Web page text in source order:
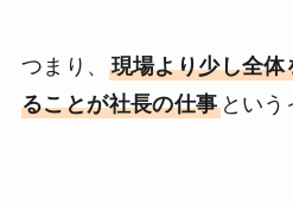
つまり、 現場より少し全
ることが社長の仕事という